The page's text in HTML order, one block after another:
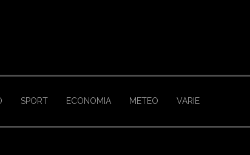
SPORT ECONOMIA METEO VARIE